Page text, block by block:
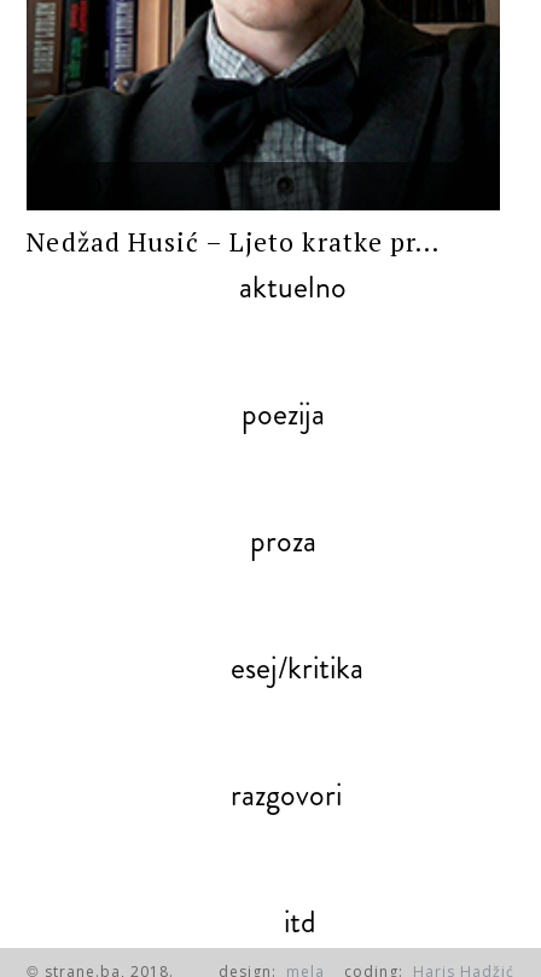
Nedžad Husić – Ljeto kratke pr...
aktuelno
poezija
proza
esej/kritika
razgovori
itd
© strane.ba, 2018. design: mela coding: Haris Hadžić